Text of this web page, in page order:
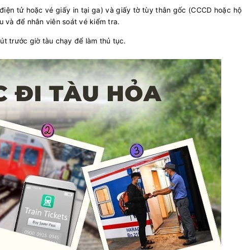
tử hoặc vé giấy in tại ga) và giấy tờ tùy thân gốc (CCCD hoặc hộ
và để nhân viên soát vé kiểm tra.
trước giờ tàu chạy để làm thủ tục.